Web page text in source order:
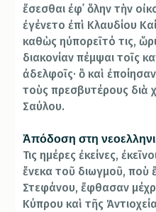
ἔσεσθαι ἐφ᾿ ὅλην τὴν
ἐγένετο ἐπὶ Κλαυδίου
καθὼς ηὐπορεῖτό τις,
διακονίαν πέμψαι τοῖς
ἀδελφοῖς· ὃ καὶ
τοὺς πρεσβυτέρους διὰ
Σαύλου.
Ἀπόδοση στη
Τις ημέρες ἐκείνες,
ἕνεκα τοῦ διωγμοῦ, ποὺ
Στεφάνου, ἔφθασαν
Κύπρου καὶ τῆς